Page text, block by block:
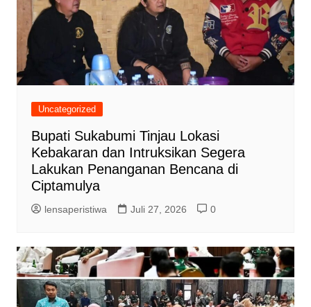
Uncategorized
Bupati Sukabumi Tinjau Lokasi
Kebakaran dan Intruksikan Segera
Lakukan Penanganan Bencana di
Ciptamulya
lensaperistiwa Juli 27, 2026 0